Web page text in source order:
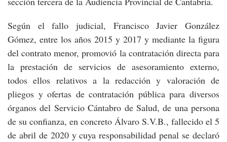
Según el fallo judicial, Francisco Javier González
Gómez, entre los años 2015 y 2017 y mediante la figura
del contrato menor, promovió la contratación directa para
la prestación de servicios de asesoramiento externo,
todos ellos relativos a la redacción y valoración de
pliegos y ofertas de contratación pública para diversos
órganos del Servicio Cántabro de Salud, de una persona
de su confianza, en concreto Álvaro S.V.B., fallecido el 5
de abril de 2020 y cuya responsabilidad penal se declaró